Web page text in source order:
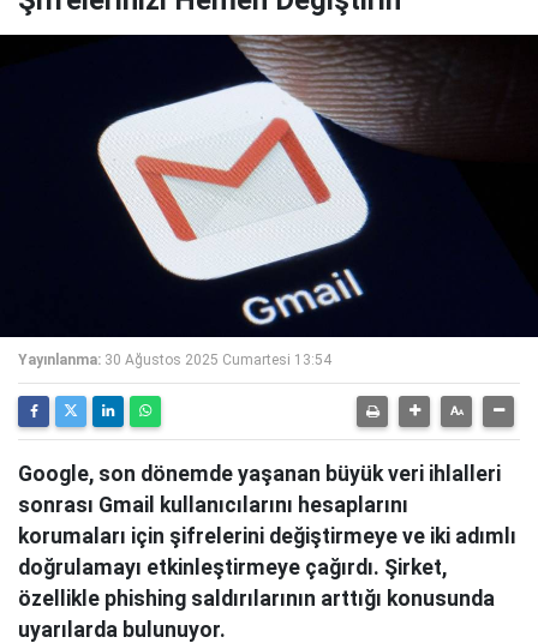
Yayınlanma: 30 Ağustos 2025 Cumartesi 13:54
Google, son dönemde yaşanan büyük veri ihlalleri
sonrası Gmail kullanıcılarını hesaplarını
korumaları için şifrelerini değiştirmeye ve iki adımlı
doğrulamayı etkinleştirmeye çağırdı. Şirket,
özellikle phishing saldırılarının arttığı konusunda
uyarılarda bulunuyor.